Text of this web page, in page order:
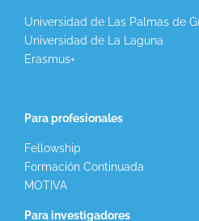
Universidad de Las Palmas de
Universidad de La Laguna
Erasmus+
Para profesionales
Fellowship
Formación Continuada
MOTIVA
Para investigadores